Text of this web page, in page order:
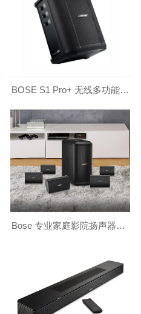
BOSE S1 Pro+ 无线多功能音乐系统
Bose 专业家庭影院扬声器系统